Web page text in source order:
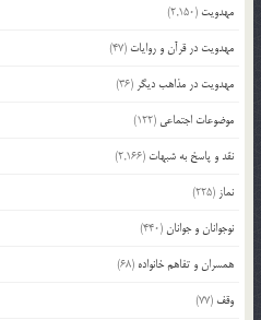
مهدویت (2,150)
مهدویت در قرآن و روایات (47)
مهدویت در مذاهب دیگر (36)
موضوعات اجتماعی (122)
نقد و پاسخ به شبهات (2,166)
نماز (225)
نوجوانان و جوانان(440)
همسران و تفاهم خانواده (68)
وقف (77)